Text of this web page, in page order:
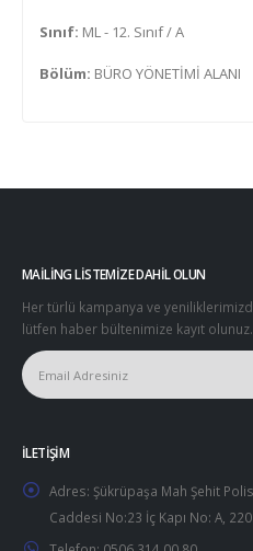
Sınıf: ML - 12. Sınıf / A
Bölüm: BÜRO YÖNETİMİ ALANI
MAILING LISTEMIZE DAHIL OLUN
Her türlü kampanya ve
lütfen haber bültenimize kayıt
İLETIŞIM
Adres: Şükrüpaşa Mah Şehit
Caddesi No:23 İç Kapı No: A,